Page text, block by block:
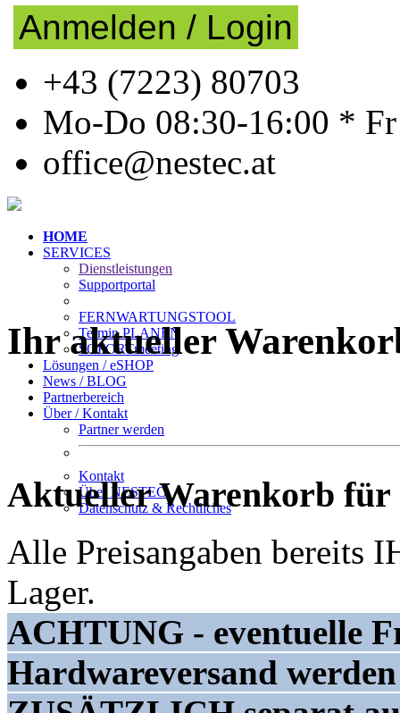
Anmelden / Login
+43 (7223) 80703
Mo-Do 08:30-16:00 *
office@nestec.at
HOME
SERVICES
Dienstleistungen
Supportportal
FERNWARTUNGSTOOL
Termin PLANEN
SOFORTmeeting
Lösungen / eSHOP
News / BLOG
Partnerbereich
Über / Kontakt
Partner werden
Kontakt
Über NESTEC
Datenschutz & Rechtliches
Ihr aktueller
Aktueller Warenkorb für
Alle Preisangaben bereits
Lager.
ACHTUNG - eventuelle
Hardwareversand